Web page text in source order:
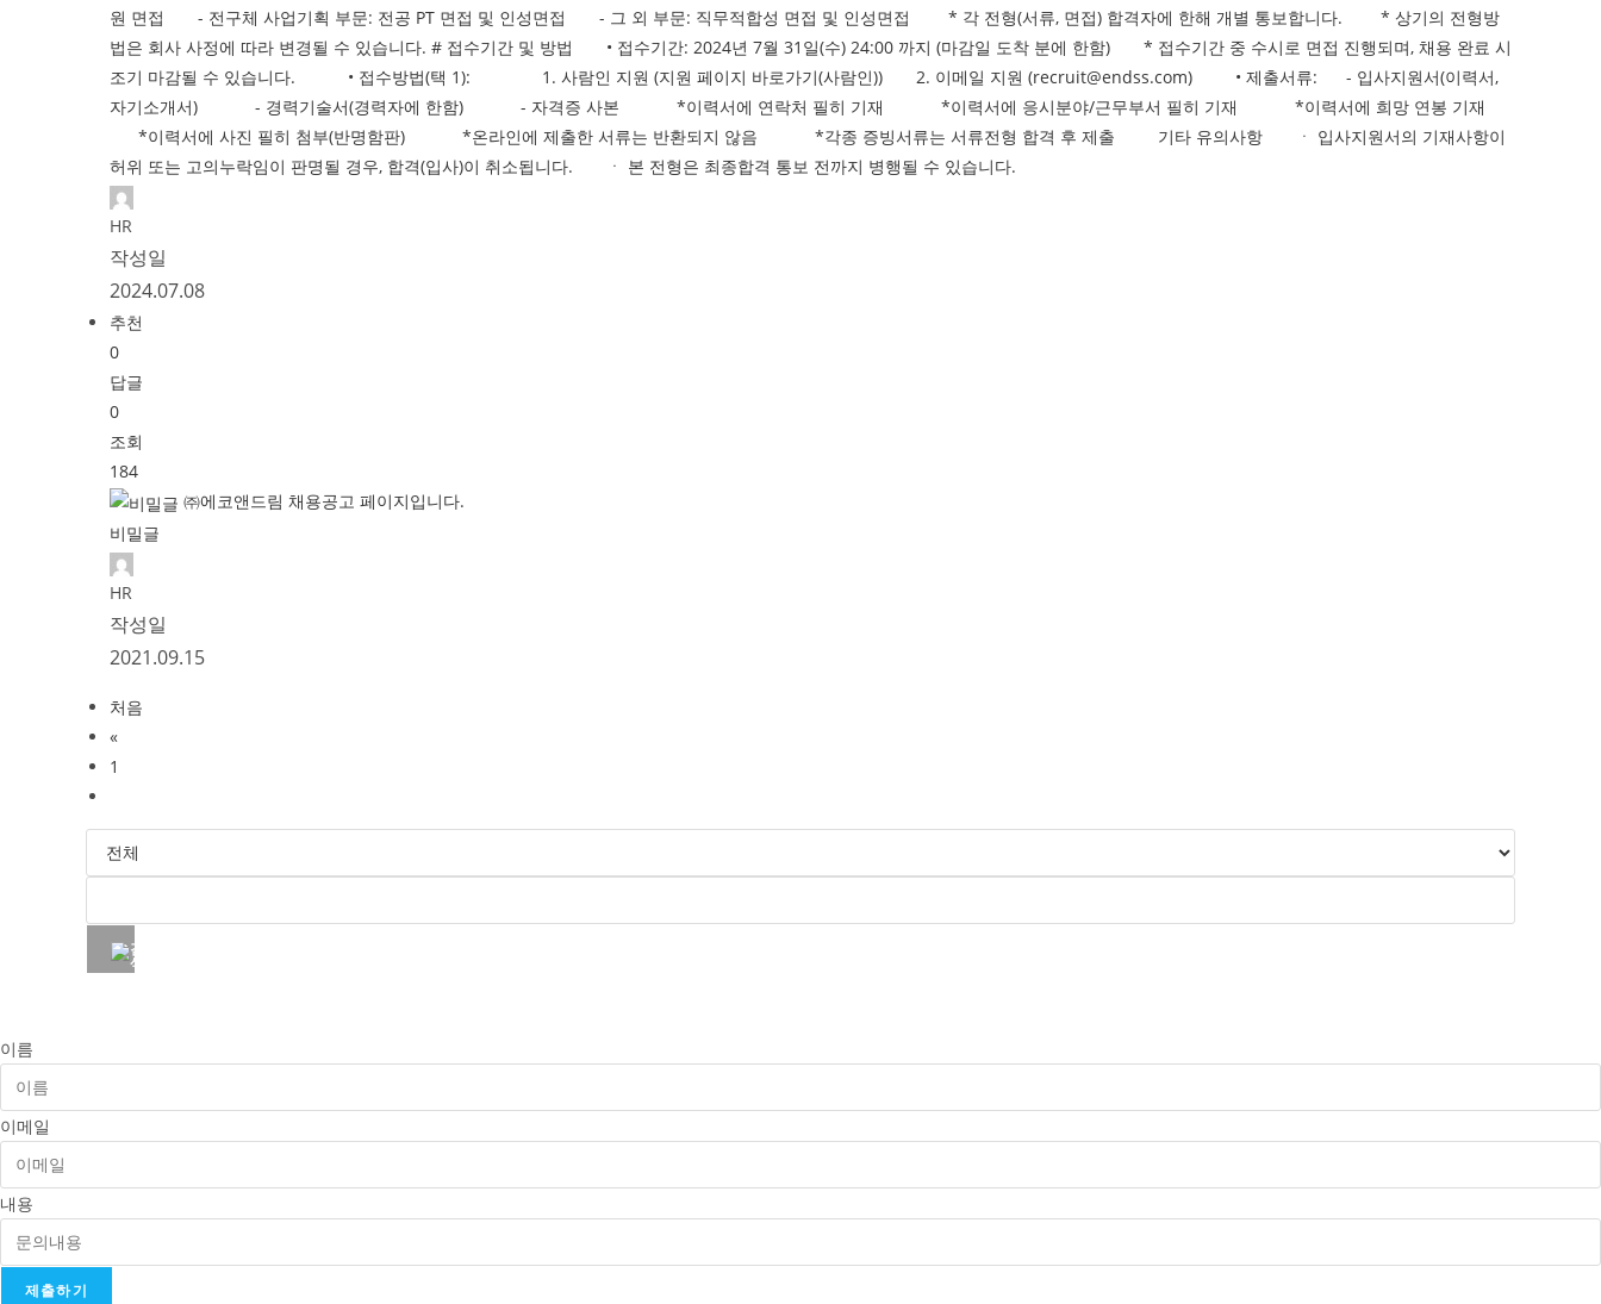
원 면접 - 전구체 사업기획 부문: 전공 PT 면접 및 인성면접 - 그 외 부문: 직무적합성 면접 및 인성면접 * 각 전형(서류, 면접) 합격자에 한해 개별 통보합니다. * 상기의 전형방
법은 회사 사정에 따라 변경될 수 있습니다. # 접수기간 및 방법 • 접수기간: 2024년 7월 31일(수) 24:00 까지 (마감일 도착 분에 한함) * 접수기간 중 수시로 면접 진행되며, 채용 완료 시
조기 마감될 수 있습니다. • 접수방법(택 1): 1. 사람인 지원 (지원 페이지 바로가기(사람인)) 2. 이메일 지원 (recruit@endss.com) • 제출서류: - 입사지원서(이력서,
자기소개서) - 경력기술서(경력자에 한함) - 자격증 사본 *이력서에 연락처 필히 기재 *이력서에 응시분야/근무부서 필히 기재 *이력서에 희망 연봉 기재
*이력서에 사진 필히 첨부(반명함판) *온라인에 제출한 서류는 반환되지 않음 *각종 증빙서류는 서류전형 합격 후 제출 기타 유의사항 ㆍ 입사지원서의 기재사항이
허위 또는 고의누락임이 판명될 경우, 합격(입사)이 취소됩니다. ㆍ 본 전형은 최종합격 통보 전까지 병행될 수 있습니다.
HR
작성일
2024.07.08
추천
0
답글
0
조회
184
㈜에코앤드림 채용공고 페이지입니다.
비밀글
HR
작성일
2021.09.15
처음
«
1
이름
이메일
내용
제출하기